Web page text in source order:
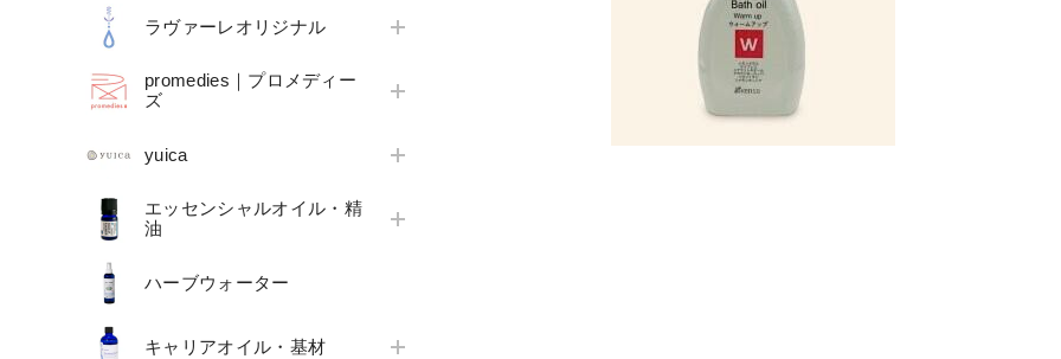
ラヴァーレオリジナル
promedies｜プロメディー
ズ
yuica
エッセンシャルオイル・精
油
ハーブウォーター
キャリアオイル・基材